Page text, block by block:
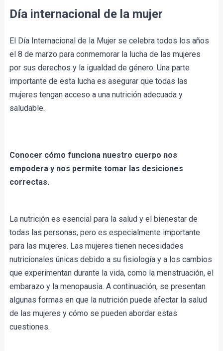
Día internacional de la mujer
El Día Internacional de la Mujer se celebra todos los años
el 8 de marzo para conmemorar la lucha de las mujeres
por sus derechos y la igualdad de género. Una parte
importante de esta lucha es asegurar que todas las
mujeres tengan acceso a una nutrición adecuada y
saludable.
Conocer cómo funciona nuestro cuerpo nos
empodera y nos permite tomar las desiciones
correctas.
La nutrición es esencial para la salud y el bienestar de
todas las personas, pero es especialmente importante
para las mujeres. Las mujeres tienen necesidades
nutricionales únicas debido a su fisiología y a los cambios
que experimentan durante la vida, como la menstruación, el
embarazo y la menopausia. A continuación, se presentan
algunas formas en que la nutrición puede afectar la salud
de las mujeres y cómo se pueden abordar estas
cuestiones.